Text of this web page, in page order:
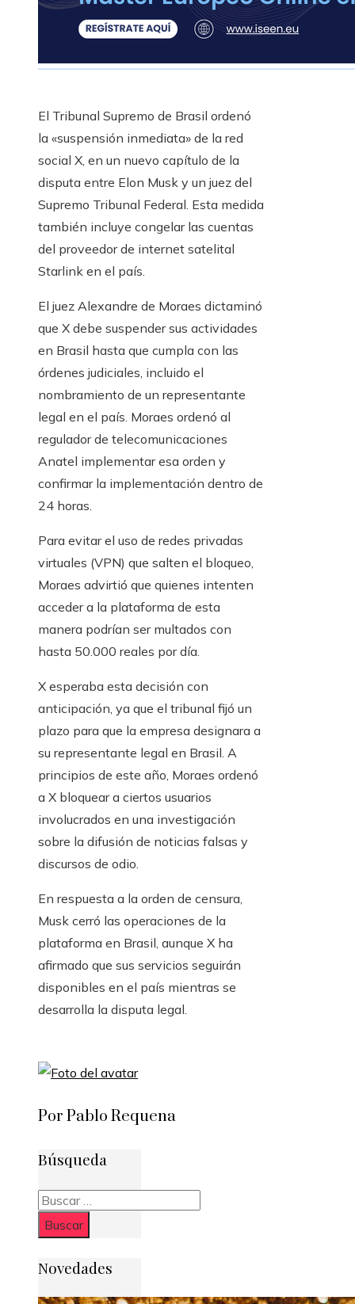
El Tribunal Supremo de Brasil ordenó
la «suspensión inmediata» de la red
social X, en un nuevo capítulo de la
disputa entre Elon Musk y un juez del
Supremo Tribunal Federal. Esta medida
también incluye congelar las cuentas
del proveedor de internet satelital
Starlink en el país.
El juez Alexandre de Moraes dictaminó
que X debe suspender sus actividades
en Brasil hasta que cumpla con las
órdenes judiciales, incluido el
nombramiento de un representante
legal en el país. Moraes ordenó al
regulador de telecomunicaciones
Anatel implementar esa orden y
confirmar la implementación dentro de
24 horas.
Para evitar el uso de redes privadas
virtuales (VPN) que salten el bloqueo,
Moraes advirtió que quienes intenten
acceder a la plataforma de esta
manera podrían ser multados con
hasta 50.000 reales por día.
X esperaba esta decisión con
anticipación, ya que el tribunal fijó un
plazo para que la empresa designara a
su representante legal en Brasil. A
principios de este año, Moraes ordenó
a X bloquear a ciertos usuarios
involucrados en una investigación
sobre la difusión de noticias falsas y
discursos de odio.
En respuesta a la orden de censura,
Musk cerró las operaciones de la
plataforma en Brasil, aunque X ha
afirmado que sus servicios seguirán
disponibles en el país mientras se
desarrolla la disputa legal.
Por Pablo Requena
Búsqueda
Buscar:
Novedades